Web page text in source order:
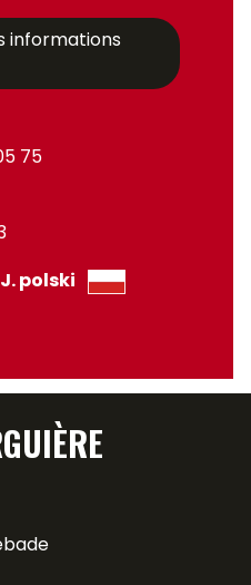
informations
75
polski